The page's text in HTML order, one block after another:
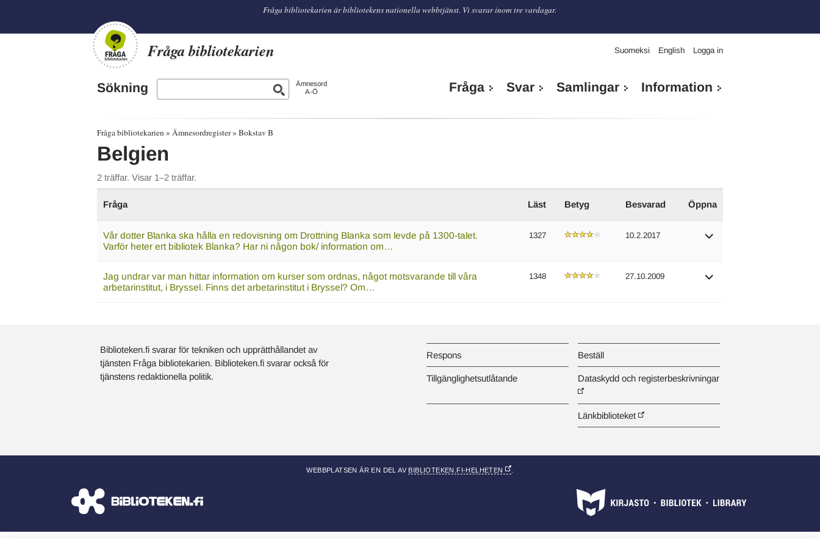
Fråga bibliotekarien är bibliotekens nationella webbtjänst. Vi svarar inom tre vardagar.
Fråga bibliotekarien Suomeksi English Logga in
Sökning
Ämnesord
A-Ö
Fråga Svar Samlingar Information
Fråga bibliotekarien Ämnesordregister Bokstav B
Belgien
2 träffar. Visar 1–2 träffar.
Fråga Läst Betyg Besvarad Öppna
Vår dotter Blanka ska hålla en redovisning om Drottning Blanka som levde på 1300-talet.
Varför heter ert bibliotek Blanka? Har ni någon bok/ information om…
1327 10.2.2017
Jag undrar var man hittar information om kurser som ordnas, något motsvarande till våra
arbetarinstitut, i Bryssel. Finns det arbetarinstitut i Bryssel? Om…
1348 27.10.2009
Biblioteken.fi svarar för tekniken och upprätthållandet av
tjänsten Fråga bibliotekarien. Biblioteken.fi svarar också för
tjänstens redaktionella politik.
Respons Beställ
Tillgänglighetsutlåtande Dataskydd och registerbeskrivningar
Länkbiblioteket